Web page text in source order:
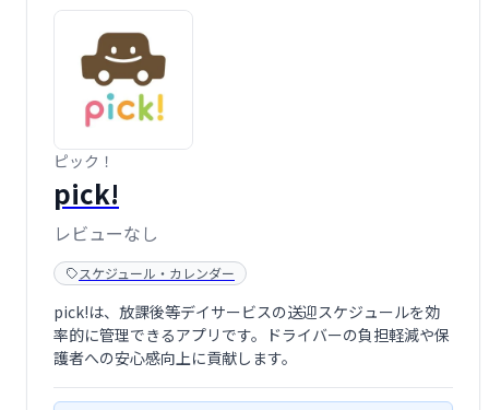
ピック！
pick!
レビューなし
スケジュール・カレンダー
pick!は、放課後等デイサービスの送迎スケジュールを効
率的に管理できるアプリです。ドライバーの負担軽減や保
護者への安心感向上に貢献します。